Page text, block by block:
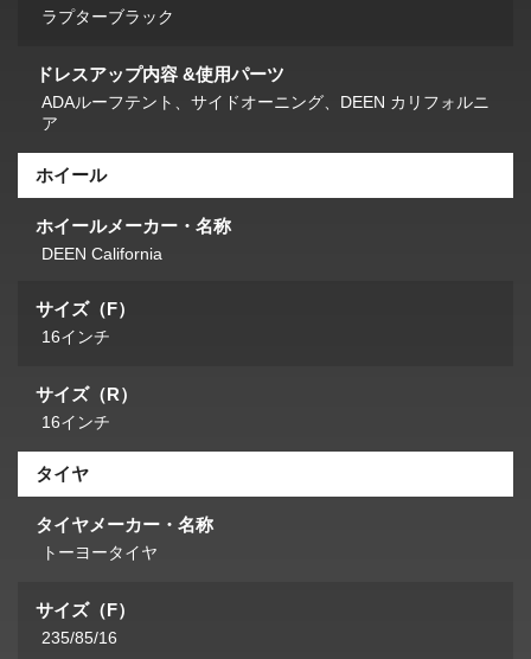
ラプターブラック
ドレスアップ内容 &使用パーツ
ADAルーフテント、サイドオーニング、DEEN カリフォルニ
ア
ホイール
ホイールメーカー・名称
DEEN California
サイズ（F）
16インチ
サイズ（R）
16インチ
タイヤ
タイヤメーカー・名称
トーヨータイヤ
サイズ（F）
235/85/16